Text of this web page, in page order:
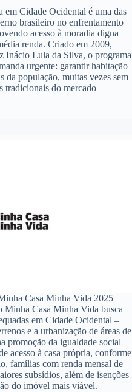
Cidade Ocidental é uma das
brasileiro no enfrentamento
acesso à moradia digna
renda. Criado em 2009,
Inácio Lula da Silva, o programa
urgente: garantir habitação
da população, muitas vezes sem
tradicionais do mercado
Casa Minha Vida 2025
Minha Casa Minha Vida busca
em Cidade Ocidental –
e a urbanização de áreas de
promoção da igualdade social
acesso à casa própria, conforme
famílias com renda mensal de
subsídios, além de isenções
do imóvel mais viável.